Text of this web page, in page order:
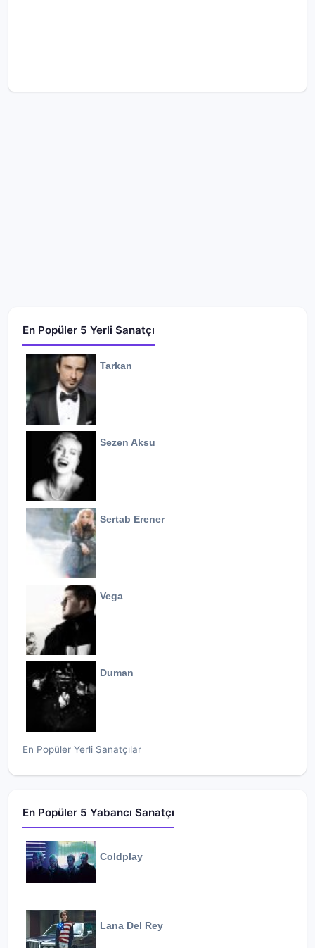
En Popüler 5 Yerli Sanatçı
Tarkan
Sezen Aksu
Sertab Erener
Vega
Duman
En Popüler Yerli Sanatçılar
En Popüler 5 Yabancı Sanatçı
Coldplay
Lana Del Rey